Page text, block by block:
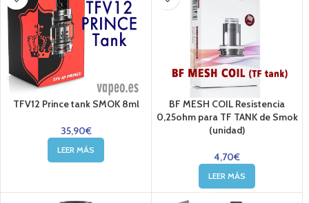
TFV12 Prince tank SMOK 8ml
35,90€
LEER MÁS
BF MESH COIL Resistencia
0,25ohm para TF TANK de Smok
(unidad)
4,70€
LEER MÁS